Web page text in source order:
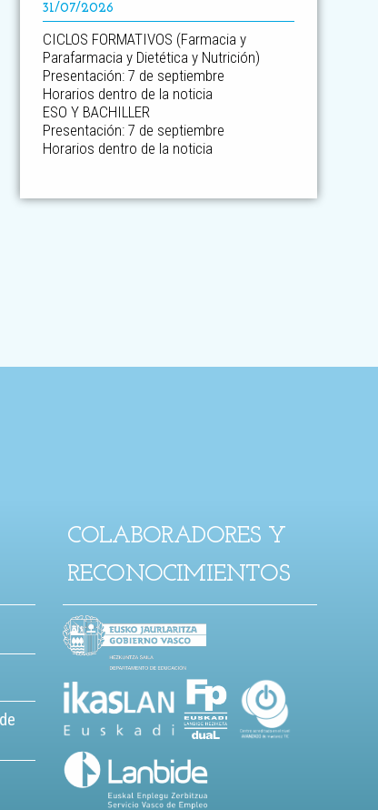
31/07/2026
CICLOS FORMATIVOS (Farmacia y
Parafarmacia y Dietética y Nutrición)
Presentación: 7 de septiembre
Horarios dentro de la noticia
ESO Y BACHILLER
Presentación: 7 de septiembre
Horarios dentro de la noticia
COLABORADORES Y
RECONOCIMIENTOS